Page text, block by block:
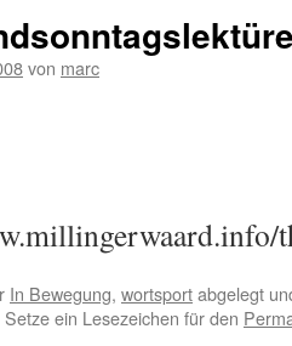
von marc
In Bewegung, wortsportabgelegt
ein Lesezeichen für den